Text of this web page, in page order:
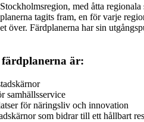
med åtta
tagits fram, en för varje
över. Färdplanerna har sin
är:
samhällsservice
för näringsliv och innovation
som bidrar till ett hållbart